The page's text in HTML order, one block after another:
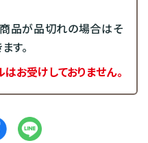
品が品切れの場合はそ
す。
お受けしておりません。